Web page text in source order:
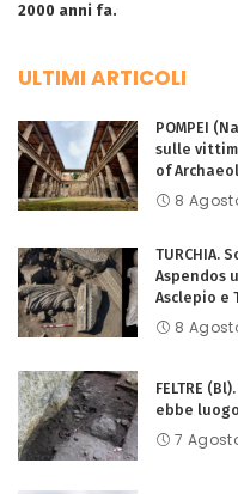
2000 anni fa.
ULTIMI ARTICOLI
POMPEI
sulle
of
8
TURCHIA.
Aspendos
Asclepio e
8
FELTRE
ebbe
7